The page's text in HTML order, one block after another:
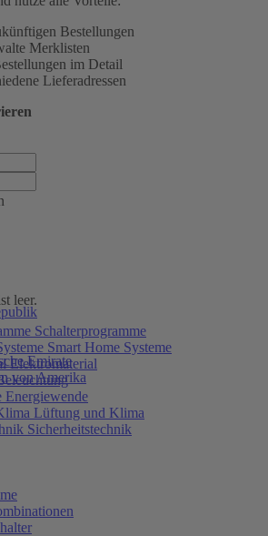
Emirate
von Amerika
Bestellungen
Merklisten
im Detail
Lieferadressen
leer.
Schalterprogramme
Smart Home Systeme
Elektromaterial
Energiewende
Lüftung und Klima
Sicherheitstechnik